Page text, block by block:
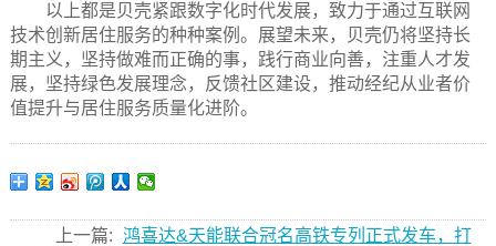
以上都是贝壳紧跟数字化时代发展，致力于通过互联网
技术创新居住服务的种种案例。展望未来，贝壳仍将坚持长
期主义，坚持做难而正确的事，践行商业向善，注重人才发
展，坚持绿色发展理念，反馈社区建设，推动经纪从业者价
值提升与居住服务质量化进阶。
上一篇: 鸿喜达&天能联合冠名高铁专列正式发车，打